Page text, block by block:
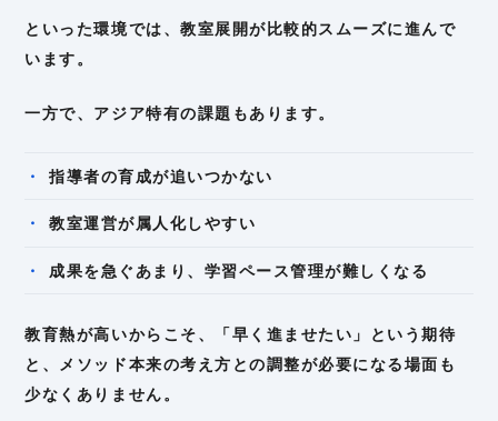
といった環境では、教室展開が比較的スムーズに進んで
います。
一方で、アジア特有の課題もあります。
指導者の育成が追いつかない
教室運営が属人化しやすい
成果を急ぐあまり、学習ペース管理が難しくなる
教育熱が高いからこそ、「早く進ませたい」という期待
と、メソッド本来の考え方との調整が必要になる場面も
少なくありません。